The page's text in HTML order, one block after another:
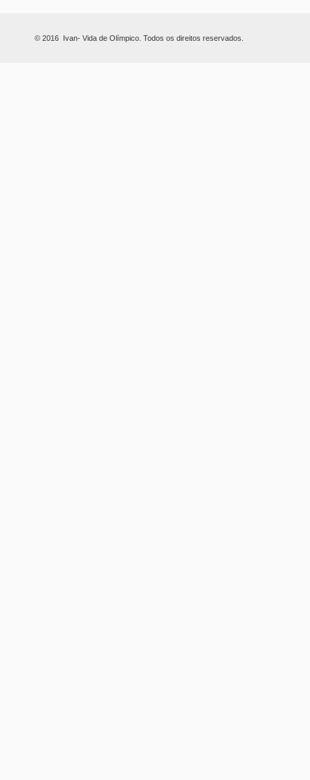
© 2016 Ivan- Vida de Olímpico. Todos os direitos reservados.